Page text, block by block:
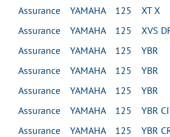
Assurance YAMAHA 125 XT X
Assurance YAMAHA 125 XVS
Assurance YAMAHA 125 YBR
Assurance YAMAHA 125 YBR
Assurance YAMAHA 125 YBR
Assurance YAMAHA 125 YBR
Assurance YAMAHA 125 YBR